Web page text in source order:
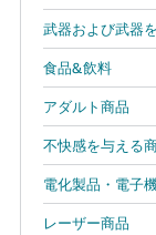
武器および武器
食品&飲料
アダルト商品
不快感を与える
電化製品・電子
レーザー商品